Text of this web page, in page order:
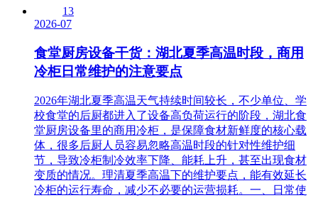
13
2026-07
食堂厨房设备干货：湖北夏季高温时段，商用
冷柜日常维护的注意要点
2026年湖北夏季高温天气持续时间较长，不少单位、学
校食堂的后厨都进入了设备高负荷运行的阶段，湖北食
堂厨房设备里的商用冷柜，是保障食材新鲜度的核心载
体，很多后厨人员容易忽略高温时段的针对性维护细
节，导致冷柜制冷效率下降、能耗上升，甚至出现食材
变质的情况。理清夏季高温下的维护要点，能有效延长
冷柜的运行寿命，减少不必要的运营损耗。一、日常使